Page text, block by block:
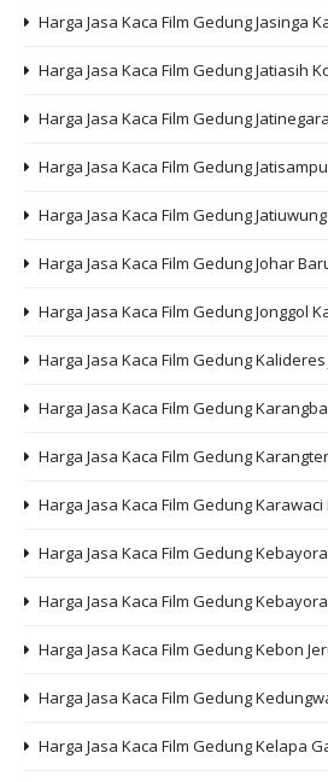
Harga Jasa Kaca Film Gedung Jasinga
Harga Jasa Kaca Film Gedung Jatiasih
Harga Jasa Kaca Film Gedung
Harga Jasa Kaca Film Gedung
Harga Jasa Kaca Film Gedung
Harga Jasa Kaca Film Gedung Johar
Harga Jasa Kaca Film Gedung Jonggol
Harga Jasa Kaca Film Gedung
Harga Jasa Kaca Film Gedung
Harga Jasa Kaca Film Gedung
Harga Jasa Kaca Film Gedung
Harga Jasa Kaca Film Gedung
Harga Jasa Kaca Film Gedung
Harga Jasa Kaca Film Gedung Kebon
Harga Jasa Kaca Film Gedung
Harga Jasa Kaca Film Gedung Kelapa